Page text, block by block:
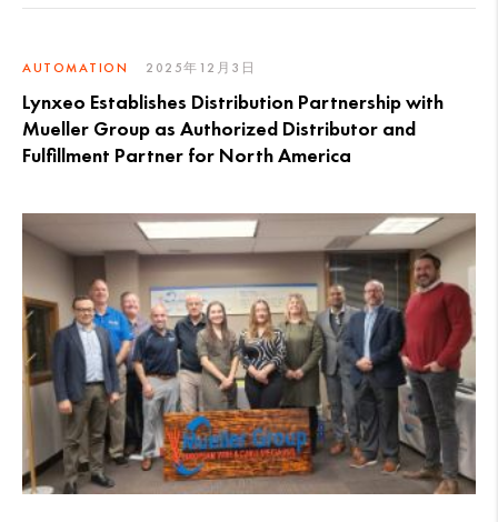
AUTOMATION 2025年12月3日
Lynxeo Establishes Distribution Partnership with
Mueller Group as Authorized Distributor and
Fulfillment Partner for North America